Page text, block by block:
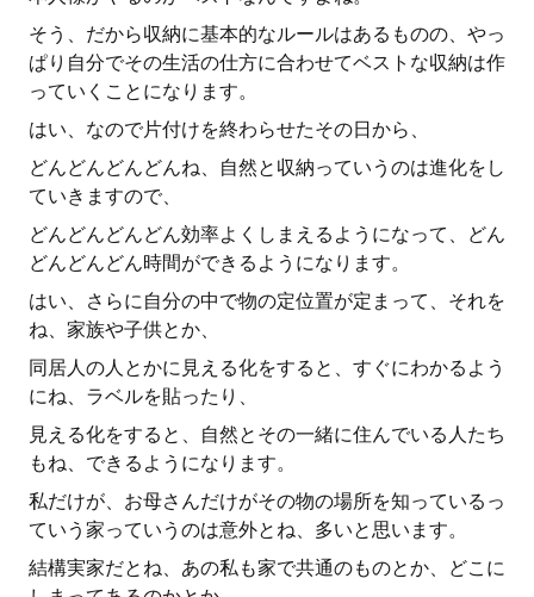
そう、だから収納に基本的なルールはあるものの、やっ
ぱり自分でその生活の仕方に合わせてベストな収納は作
っていくことになります。
はい、なので片付けを終わらせたその日から、
どんどんどんどんね、自然と収納っていうのは進化をし
ていきますので、
どんどんどんどん効率よくしまえるようになって、どん
どんどんどん時間ができるようになります。
はい、さらに自分の中で物の定位置が定まって、それを
ね、家族や子供とか、
同居人の人とかに見える化をすると、すぐにわかるよう
にね、ラベルを貼ったり、
見える化をすると、自然とその一緒に住んでいる人たち
もね、できるようになります。
私だけが、お母さんだけがその物の場所を知っているっ
ていう家っていうのは意外とね、多いと思います。
結構実家だとね、あの私も家で共通のものとか、どこに